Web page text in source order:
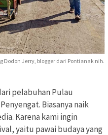
Dodon Jerry, blogger dari Pontianak nih.
pelabuhan Pulau
Biasanya naik
Karena kami ingin
yaitu pawai budaya yang